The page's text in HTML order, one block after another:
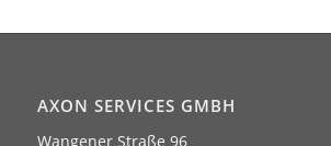
AXON SERVICES GMBH
Wangener Straße 96